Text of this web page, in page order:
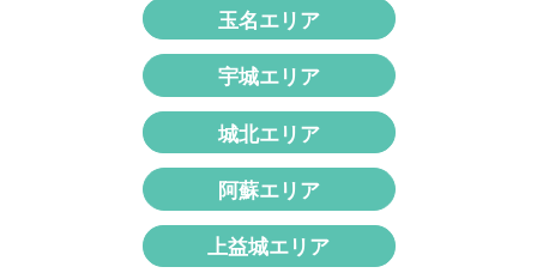
玉名エリア
宇城エリア
城北エリア
阿蘇エリア
上益城エリア